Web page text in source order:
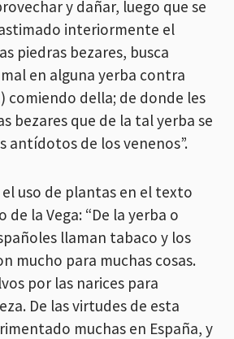
y dañar, luego que se
interiormente el
piedras bezares, busca
en alguna yerba contra
della; de donde les
bezares que de la tal yerba se
antídotos de los venenos”.
uso de plantas en el texto
de la Vega: “De la yerba o
llaman tabaco y los
mucho para muchas cosas.
por las narices para
De las virtudes de esta
muchas en España, y